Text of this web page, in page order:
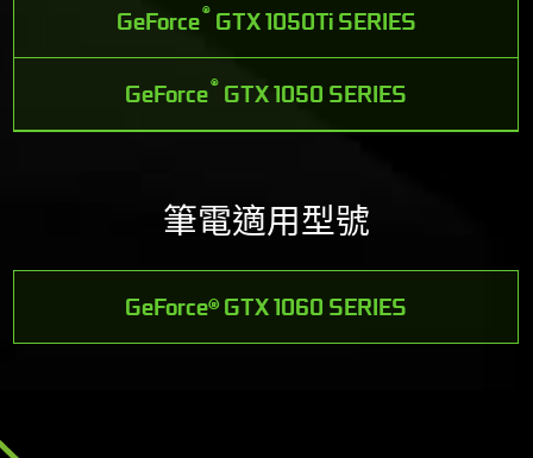
GeForce®GTX 1050Ti SERIES
GeForce® GTX 1050 SERIES
筆電適用型號
GeForce® GTX 1060 SERIES